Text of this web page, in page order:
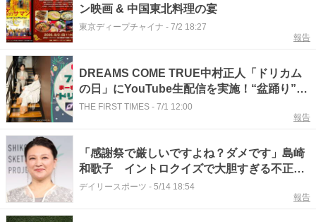
ン映画 & 中国東北料理の宴
東京ディープチャイナ - 7/2 18:27
報告
DREAMS COME TRUE中村正人「ドリカム
の日」にYouTube生配信を実施！“盆踊り”の
ための振付レクチャーも
THE FIRST TIMES - 7/1 12:00
報告
「感謝祭で厳しいですよね？ダメです」島崎
和歌子 イントロクイズで大胆すぎる不正
マジ注意にも【感謝祭】大噴火の自虐ネタで
デイリースポーツ - 5/14 18:54
報告